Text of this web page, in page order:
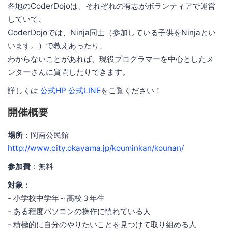
各地のCoderDojoは、それぞれの有志がボランティアで運営
していて、
CoderDojoでは、Ninja同士（参加している子供をNinjaとい
います。）で教えあったり、
わからないことがあれば、現役プログラマーを中心としたメ
ンターさんに質問したりできます。
詳しくは 公式HP 公式LINEをご覧ください！
開催概要
場所 ：岡南公民館
http://www.city.okayama.jp/kouminkan/kounan/
参加費 ：無料
対象 ：
- 小学校中学年～高校３年生
- ある程度パソコンの操作に慣れている人
- 積極的に自分のやりたいことを見つけて取り組める人